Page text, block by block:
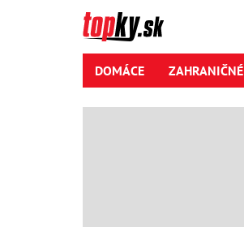
DOMÁCE ZAHRANIČNÉ